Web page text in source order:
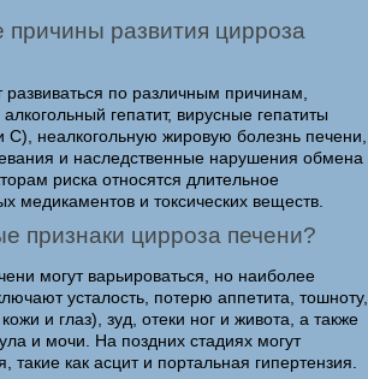
причины развития цирроза
по различным причинам,
гепатит, вирусные гепатиты
C), неалкогольную жировую болезнь печени,
и наследственные нарушения обмена
риска относятся длительное
медикаментов и токсических веществ.
признаки цирроза печени?
могут варьироваться, но наиболее
усталость, потерю аппетита, тошноту,
и глаз), зуд, отеки ног и живота, а также
и мочи. На поздних стадиях могут
такие как асцит и портальная гипертензия.